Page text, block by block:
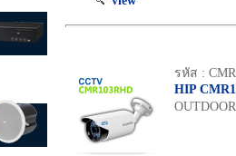
รหัส :
HIP